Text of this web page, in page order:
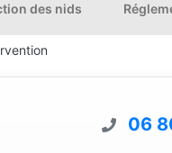
des nids
06